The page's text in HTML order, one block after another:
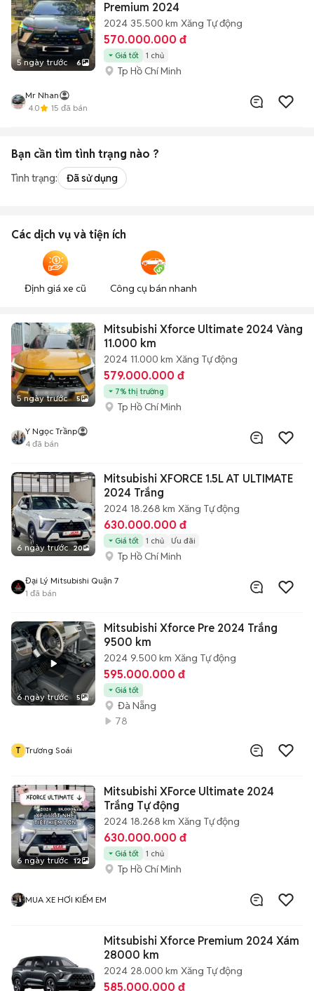
5 ngày trước 6
Premium 2024
2024 35.500 km Xăng Tự động
570.000.000 đ
Giá tốt 1 chủ
Tp Hồ Chí Minh
Mr Nhan
4.0
15 đã bán
Bạn cần tìm tình trạng nào ?
Tình trạng: Đã sử dụng
Các dịch vụ và tiện ích
Định giá xe cũ Công cụ bán nhanh
5 ngày trước 5
Mitsubishi Xforce Ultimate 2024 Vàng
11.000 km
2024 11.000 km Xăng Tự động
579.000.000 đ
7% thị trường
Tp Hồ Chí Minh
Y Ngọc Trầnp
4 đã bán
6 ngày trước 20
Mitsubishi XFORCE 1.5L AT ULTIMATE
2024 Trắng
2024 18.268 km Xăng Tự động
630.000.000 đ
Giá tốt 1 chủ Ưu đãi
Tp Hồ Chí Minh
Đại Lý Mitsubishi Quận 7
1 đã bán
6 ngày trước 5
Mitsubishi Xforce Pre 2024 Trắng
9500 km
2024 9.500 km Xăng Tự động
595.000.000 đ
Giá tốt
Đà Nẵng
78
T Trương Soái
6 ngày trước 12
Mitsubishi XForce Ultimate 2024
Trắng Tự động
2024 18.268 km Xăng Tự động
630.000.000 đ
Giá tốt 1 chủ
Tp Hồ Chí Minh
MUA XE HƠI KIẾM EM
Mitsubishi Xforce Premium 2024 Xám
28000 km
2024 28.000 km Xăng Tự động
585.000.000 đ